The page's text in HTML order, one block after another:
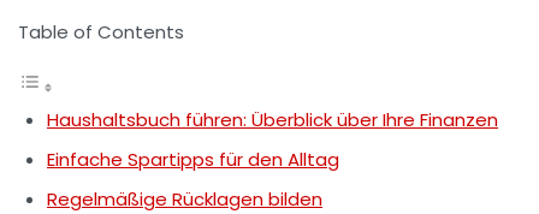
Table of Contents
Haushaltsbuch führen: Überblick über Ihre Finanzen
Einfache Spartipps für den Alltag
Regelmäßige Rücklagen bilden